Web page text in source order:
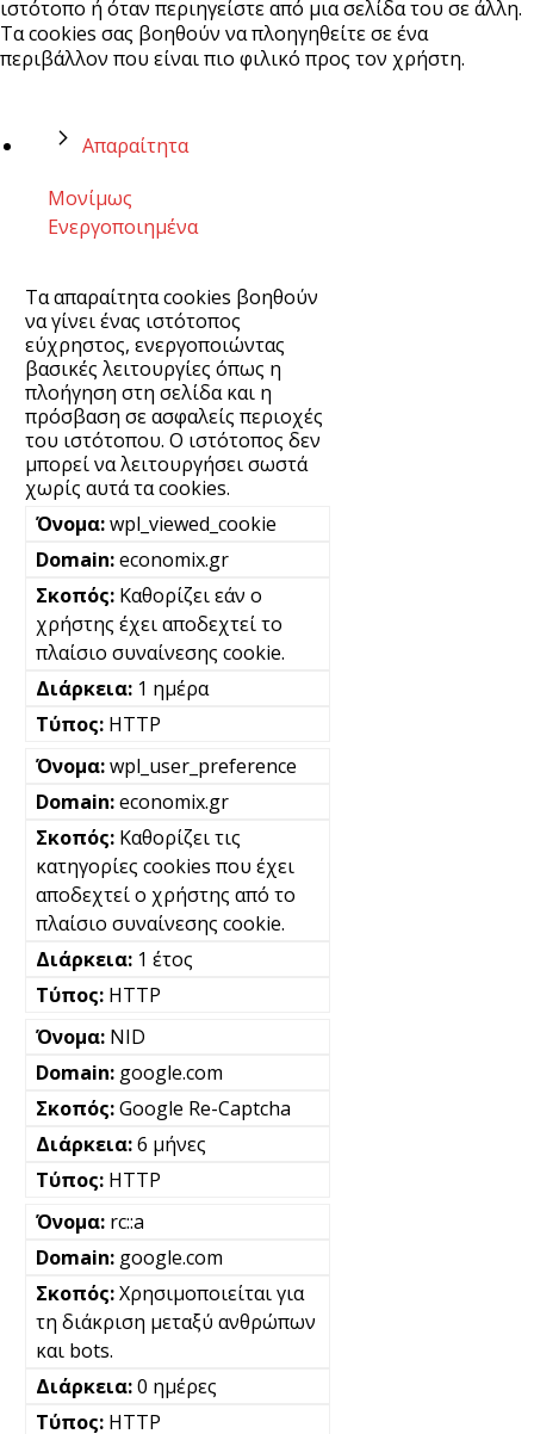
ιστότοπο ή όταν περιηγείστε από μια σελίδα του σε άλλη.
Τα cookies σας βοηθούν να πλοηγηθείτε σε ένα
περιβάλλον που είναι πιο φιλικό προς τον χρήστη.
Απαραίτητα
Μονίμως
Ενεργοποιημένα
Τα απαραίτητα cookies βοηθούν
να γίνει ένας ιστότοπος
εύχρηστος, ενεργοποιώντας
βασικές λειτουργίες όπως η
πλοήγηση στη σελίδα και η
πρόσβαση σε ασφαλείς περιοχές
του ιστότοπου. Ο ιστότοπος δεν
μπορεί να λειτουργήσει σωστά
χωρίς αυτά τα cookies.
wpl_viewed_cookie
economix.gr
Καθορίζει εάν ο
χρήστης έχει αποδεχτεί το
πλαίσιο συναίνεσης cookie.
1 ημέρα
HTTP
wpl_user_preference
economix.gr
Καθορίζει τις
κατηγορίες cookies που έχει
αποδεχτεί ο χρήστης από το
πλαίσιο συναίνεσης cookie.
1 έτος
HTTP
NID
google.com
Google Re-Captcha
6 μήνες
HTTP
rc::a
google.com
Χρησιμοποιείται για
τη διάκριση μεταξύ ανθρώπων
και bots.
0 ημέρες
HTTP